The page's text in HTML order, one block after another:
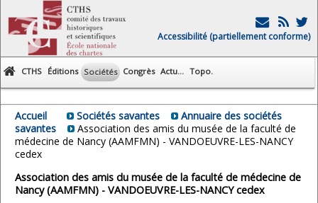
Accessibilité (partiellement conforme)
CTHS Éditions Sociétés Congrès Actu... Topo.
Accueil Sociétés savantes
Annuaire des sociétés
savantes
Association des amis du musée de la faculté de
médecine de Nancy (AAMFMN) - VANDOEUVRE-LES-NANCY
cedex
Association des amis du musée de la faculté de médecine de
Nancy (AAMFMN) - VANDOEUVRE-LES-NANCY cedex